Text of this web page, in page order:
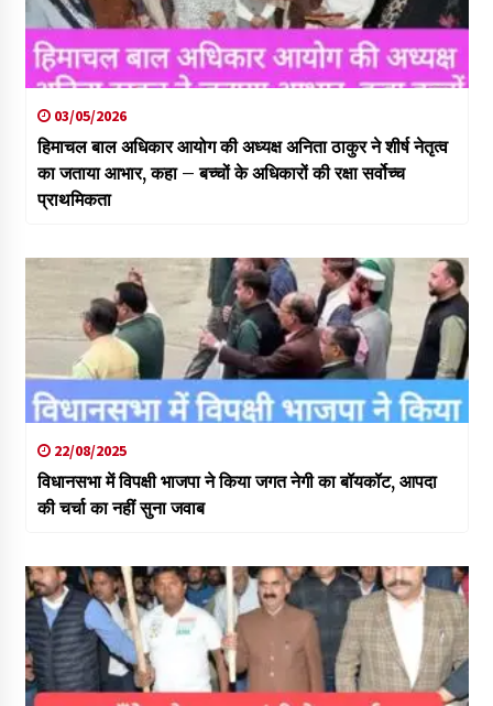
03/05/2026
हिमाचल बाल अधिकार आयोग की अध्यक्ष अनिता ठाकुर ने शीर्ष नेतृत्व
का जताया आभार, कहा – बच्चों के अधिकारों की रक्षा सर्वोच्च
प्राथमिकता
22/08/2025
विधानसभा में विपक्षी भाजपा ने किया जगत नेगी का बॉयकॉट, आपदा
की चर्चा का नहीं सुना जवाब